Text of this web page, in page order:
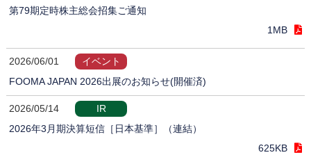
第79期定時株主総会招集ご通知
1MB
2026/06/01
イベント
FOOMA JAPAN 2026出展のお知らせ(開催済)
2026/05/14
IR
2026年3月期決算短信［日本基準］（連結）
625KB